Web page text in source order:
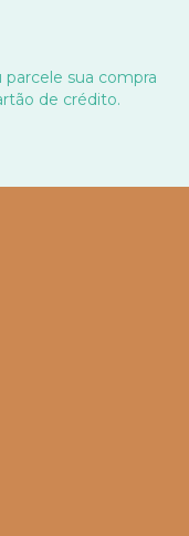
parcele sua compra
de crédito.